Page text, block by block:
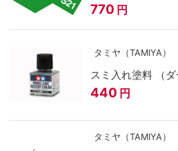
770 円
タミヤ（TAMIYA）
スミ入れ塗料 （ダ
440 円
タミヤ（TAMIYA）